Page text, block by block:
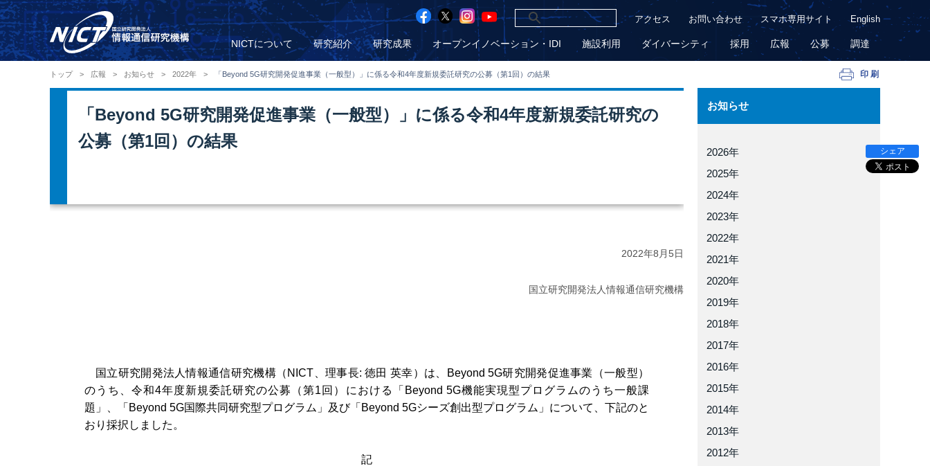
アクセス お問い合わせ スマホ専用サイト English
NICTについて 研究紹介 研究成果 オープンイノベーション・IDI 施設利用 ダイバーシティ 採用 広報 公募 調達
トップ > 広報 > お知らせ > 2022年 > 「Beyond 5G研究開発促進事業（一般型）」に係る令和4年度新規委託研究の公募（第1回）の結果 印刷
シェア
「Beyond 5G研究開発促進事業（一般型）」に係る令和4年度新規委託研究の
公募（第1回）の結果
2022年8月5日
国立研究開発法人情報通信研究機構
国立研究開発法人情報通信研究機構（NICT、理事長: 徳田 英幸）は、Beyond 5G研究開発促進事業（一般型）
のうち、令和4年度新規委託研究の公募（第1回）における「Beyond 5G機能実現型プログラムのうち一般課
題」、「Beyond 5G国際共同研究型プログラム」及び「Beyond 5Gシーズ創出型プログラム」について、下記のと
おり採択しました。
記
お知らせ
2026年
2025年
2024年
2023年
2022年
2021年
2020年
2019年
2018年
2017年
2016年
2015年
2014年
2013年
2012年